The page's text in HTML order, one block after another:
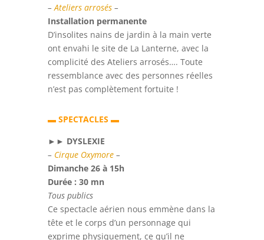
– Ateliers arrosés–
Installation permanente
D’insolites nains de jardin à la main verte
ont envahi le site de La Lanterne, avec la
complicité des Ateliers arrosés…. Toute
ressemblance avec des personnes réelles
n’est pas complètement fortuite !
▬ SPECTACLES ▬
►► DYSLEXIE
– Cirque Oxymore–
Dimanche 26 à 15h
Durée : 30 mn
Tous publics
Ce spectacle aérien nous emmène dans la
tête et le corps d’un personnage qui
exprime physiquement, ce qu’il ne